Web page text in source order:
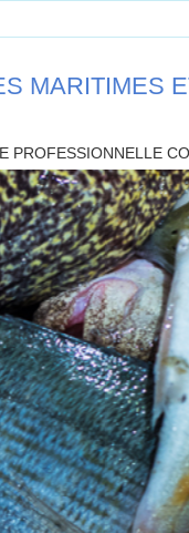
MARITIMES
PROFESSIONNELLE